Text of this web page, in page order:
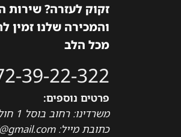
זקוק לעזרה? שירות
והמכירה שלנו זמין
מכל הלב
39-22-322
פרטים נוספים:
משרדינו: רחוב בוסל 1 חולון
כתובת מייל: m4aisrael@gmail.com